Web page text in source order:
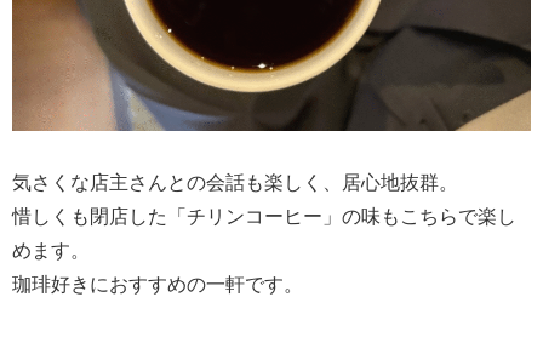
気さくな店主さんとの会話も楽しく、居心地抜群。
惜しくも閉店した「チリンコーヒー」の味もこちらで楽し
めます。
珈琲好きにおすすめの一軒です。